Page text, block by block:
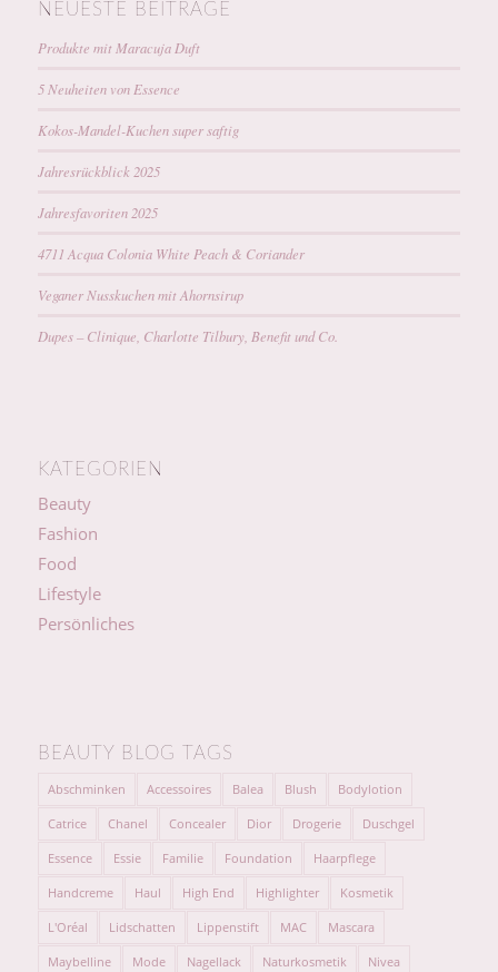
NEUESTE BEITRÄGE
Produkte mit Maracuja Duft
5 Neuheiten von Essence
Kokos-Mandel-Kuchen super saftig
Jahresrückblick 2025
Jahresfavoriten 2025
4711 Acqua Colonia White Peach & Coriander
Veganer Nusskuchen mit Ahornsirup
Dupes – Clinique, Charlotte Tilbury, Benefit und Co.
KATEGORIEN
Beauty
Fashion
Food
Lifestyle
Persönliches
BEAUTY BLOG TAGS
Abschminken Accessoires Balea Blush Bodylotion
Catrice Chanel Concealer Dior Drogerie Duschgel
Essence Essie Familie Foundation Haarpflege
Handcreme Haul High End Highlighter Kosmetik
L'Oréal Lidschatten Lippenstift MAC Mascara
Maybelline Mode Nagellack Naturkosmetik Nivea